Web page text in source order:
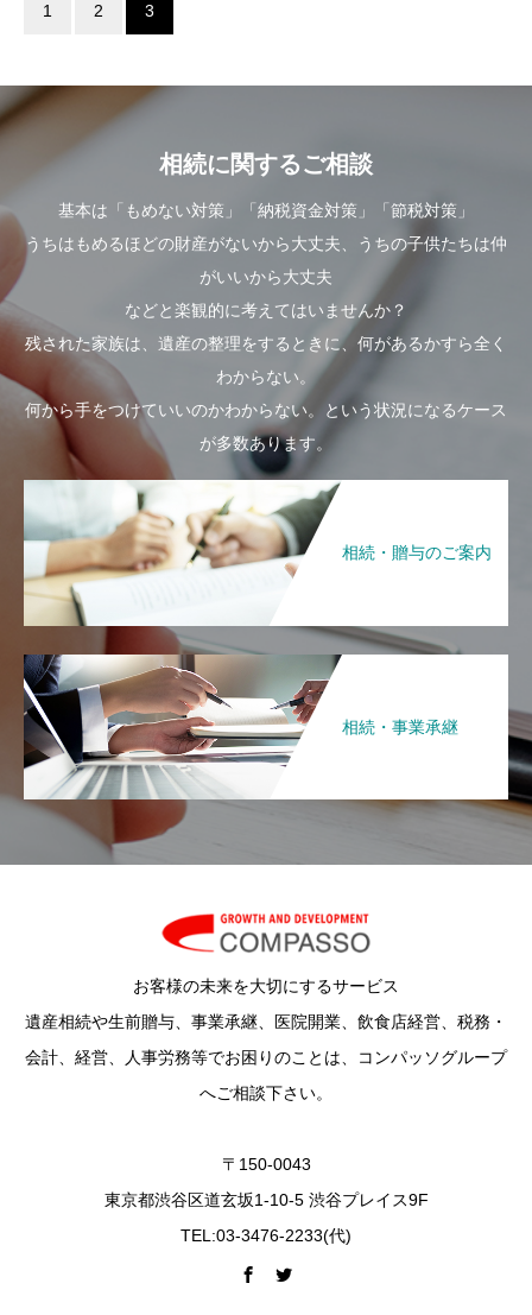
1 2 3
相続に関するご相談
基本は「もめない対策」「納税資金対策」「節税対策」
うちはもめるほどの財産がないから大丈夫、うちの子供たちは仲
がいいから大丈夫
などと楽観的に考えてはいませんか？
残された家族は、遺産の整理をするときに、何があるかすら全く
わからない。
何から手をつけていいのかわからない。という状況になるケース
が多数あります。
相続・贈与のご案内
相続・事業承継
お客様の未来を大切にするサービス
遺産相続や生前贈与、事業承継、医院開業、飲食店経営、税務・
会計、経営、人事労務等でお困りのことは、コンパッソグループ
へご相談下さい。
〒150-0043
東京都渋谷区道玄坂1-10-5 渋谷プレイス9F
TEL:03-3476-2233(代)